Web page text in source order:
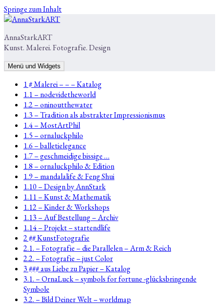
Springe zum Inhalt
AnnaStarkART
Kunst. Malerei. Fotografie. Design
Menü und Widgets
1 # Malerei – – – Katalog
1.1 – nodevidetheworld
1.2 – oninoutthewater
1.3 – Tradition als abstrakter Impressionismus
1.4 – MostArtPhil
1.5 – ornaluckphilo
1.6 – balletielegance
1.7 – geschmeidige bissige …
1.8 – ornaluckphilo & Edition
1.9 – mandalalife & Feng Shui
1.10 – Design by AnnStark
1.11 – Kunst & Mathematik
1.12 – Kinder & Workshops
1.13 – Auf Bestellung – Archiv
1.14 – Projekt – startendlife
2 ## KunstFotografie
2.1. – Fotografie – die Parallelen – Arm & Reich
2.2. – Fotografie – just Color
3 ### aus Liebe zu Papier – Katalog
3.1. – OrnaLuck – symbols for fortune -glücksbringende
Symbole
3.2. – Bild Deiner Welt – worldmap